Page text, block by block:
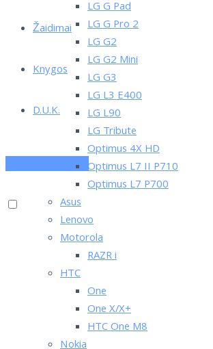
Žaidimai
Knygos
D.U.K.
PRENUMERUOK
LG G Pad
LG G Pro 2
LG G2
LG G2 Mini
LG G3
LG L3 E400
LG L90
LG Tribute
Optimus 4X HD
Optimus L7 II P710
Optimus L7 P700
Asus
Lenovo
Motorola
RAZR i
HTC
One
One X/X+
HTC One M8